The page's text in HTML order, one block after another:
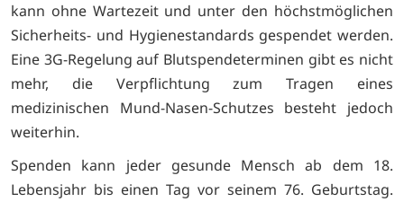
kann ohne Wartezeit und unter den höchstmöglichen
Sicherheits- und Hygienestandards gespendet werden.
Eine 3G-Regelung auf Blutspendeterminen gibt es nicht
mehr, die Verpflichtung zum Tragen eines
medizinischen Mund-Nasen-Schutzes besteht jedoch
weiterhin.
Spenden kann jeder gesunde Mensch ab dem 18.
Lebensjahr bis einen Tag vor seinem 76. Geburtstag.